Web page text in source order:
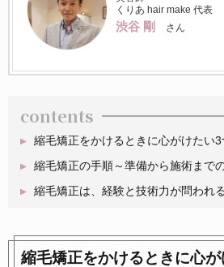
くりあ hair make 代表
渋谷 剛 さん
contents
縮毛矯正をかけるときに心がけたい3
縮毛矯正の手順～準備から施術まで
縮毛矯正は、経験と技術力が問われ
縮毛矯正をかけるときに心